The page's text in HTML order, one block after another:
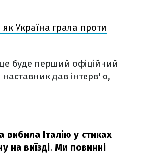
Україна грала проти
буде перший офіційний
наставник дав інтерв'ю,
Італію у стиках
на виїзді. Ми повинні